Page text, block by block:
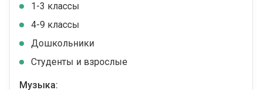
1-3 классы
4-9 классы
Дошкольники
Студенты и взрослые
Музыка: